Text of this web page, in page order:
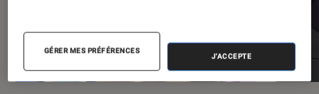
GÉRER MES PRÉFÉRENCES
J'ACCEPTE